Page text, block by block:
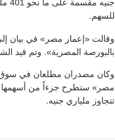
للسهم.
وقالت «إعمار مصر» في بيان
بالبورصة المصرية». وتم قيد
وكان مصدران مطلعان في سوق
تتجاوز ملياري جنيه.